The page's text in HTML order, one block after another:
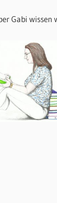
Gabi wissen